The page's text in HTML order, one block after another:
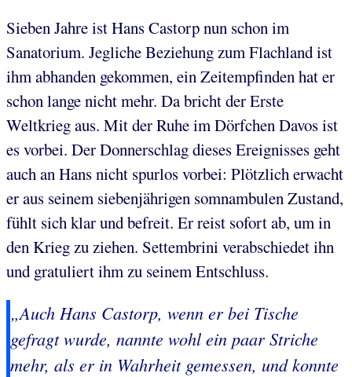
Sieben Jahre ist Hans Castorp nun schon im
Sanatorium. Jegliche Beziehung zum Flachland ist
ihm abhanden gekommen, ein Zeitempfinden hat er
schon lange nicht mehr. Da bricht der Erste
Weltkrieg aus. Mit der Ruhe im Dörfchen Davos ist
es vorbei. Der Donnerschlag dieses Ereignisses geht
auch an Hans nicht spurlos vorbei: Plötzlich erwacht
er aus seinem siebenjährigen somnambulen Zustand,
fühlt sich klar und befreit. Er reist sofort ab, um in
den Krieg zu ziehen. Settembrini verabschiedet ihn
und gratuliert ihm zu seinem Entschluss.
„Auch Hans Castorp, wenn er bei Tische
gefragt wurde, nannte wohl ein paar Striche
mehr, als er in Wahrheit gemessen, und konnte